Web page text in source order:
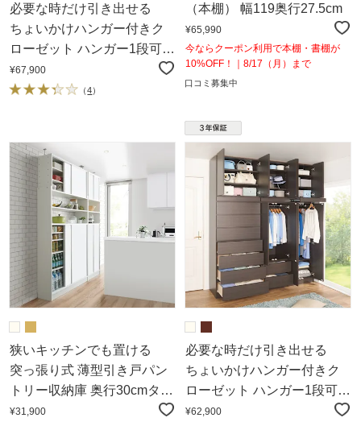
必要な時だけ引き出せる
ちょいかけハンガー付きク
ローゼット ハンガー1段可動
棚2枚 幅80cm
¥67,900
（4）
（本棚） 幅119奥行27.5cm
¥65,990
今ならクーポン利用で本棚・書棚が
10%OFF！｜8/17（月）まで
口コミ募集中
狭いキッチンでも置ける
突っ張り式 薄型引き戸パン
トリー収納庫 奥行30cmタイ
プ 幅60cm高さ183～232cm
¥31,900
必要な時だけ引き出せる
ちょいかけハンガー付きク
ローゼット ハンガー1段可動
棚2枚 幅60cm
¥62,900